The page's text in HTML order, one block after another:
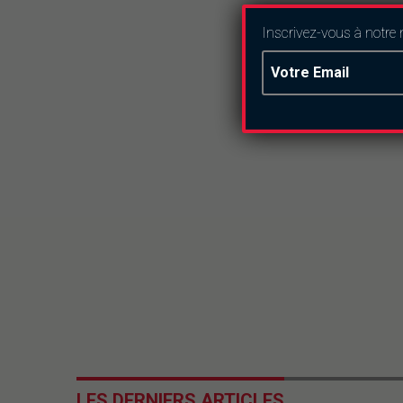
Inscrivez-vous à notre